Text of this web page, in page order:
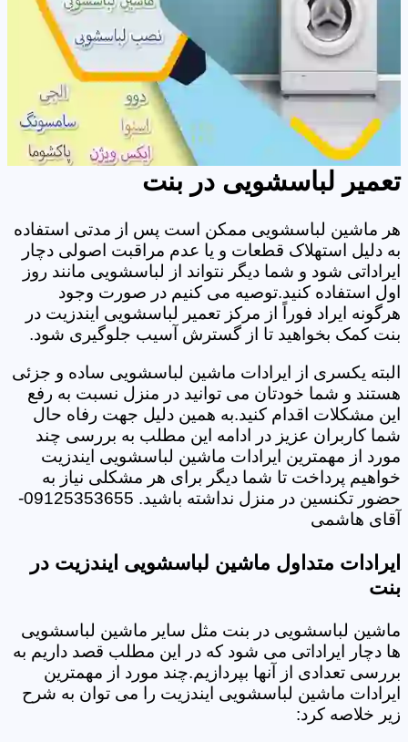
تعمیر لباسشویی در بنت
هر ماشین لباسشویی ممکن است پس از مدتی استفاده
به دلیل استهلاک قطعات و یا عدم مراقبت اصولی دچار
ایراداتی شود و شما دیگر نتواند از لباسشویی مانند روز
اول استفاده کنید.توصیه می کنیم در صورت وجود
هرگونه ایراد فوراً از مرکز تعمیر لباسشویی ایندزیت در
بنت کمک بخواهید تا از گسترش آسیب جلوگیری شود.
البته یکسری از ایرادات ماشین لباسشویی ساده و جزئی
هستند و شما خودتان می توانید در منزل نسبت به رفع
این مشکلات اقدام کنید.به همین دلیل جهت رفاه حال
شما کاربران عزیز در ادامه این مطلب به بررسی چند
مورد از مهمترین ایرادات ماشین لباسشویی ایندزیت
خواهیم پرداخت تا شما دیگر برای هر مشکلی نیاز به
حضور تکنسین در منزل نداشته باشید. 09125353655-
آقای هاشمی
ایرادات متداول ماشین لباسشویی ایندزیت در
بنت
ماشین لباسشویی در بنت مثل سایر ماشین لباسشویی
ها دچار ایراداتی می شود که در این مطلب قصد داریم به
بررسی تعدادی از آنها بپردازیم.چند مورد از مهمترین
ایرادات ماشین لباسشویی ایندزیت را می توان به شرح
زیر خلاصه کرد: